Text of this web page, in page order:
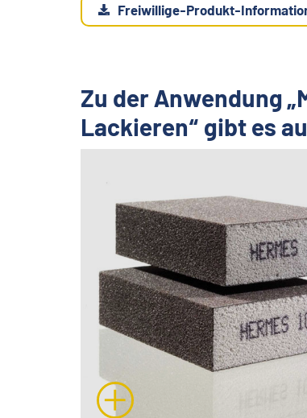
Freiwillige-Produkt-
Zu der Anwendung
Lackieren“ gibt es